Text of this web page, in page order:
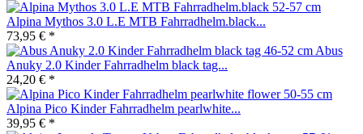
Alpina Mythos 3.0 L.E MTB Fahrradhelm.black...
73,95 € *
Abus
Anuky 2.0 Kinder Fahrradhelm black tag...
24,20 € *
Alpina Pico Kinder Fahrradhelm pearlwhite...
39,95 € *